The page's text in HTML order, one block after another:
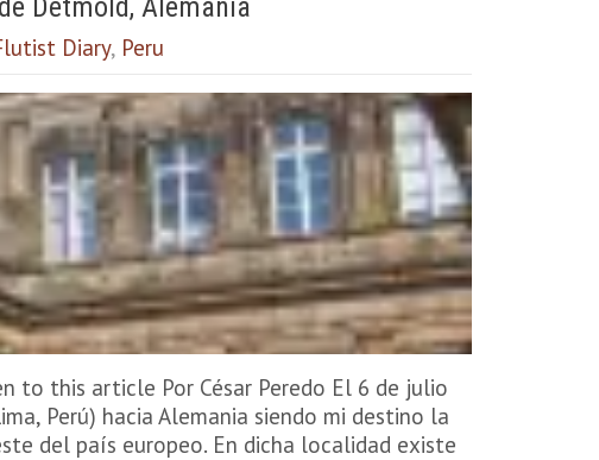
Detmold, Alemania
Diary, Peru
to this article Por César Peredo El 6 de julio
Perú) hacia Alemania siendo mi destino la
del país europeo. En dicha localidad existe